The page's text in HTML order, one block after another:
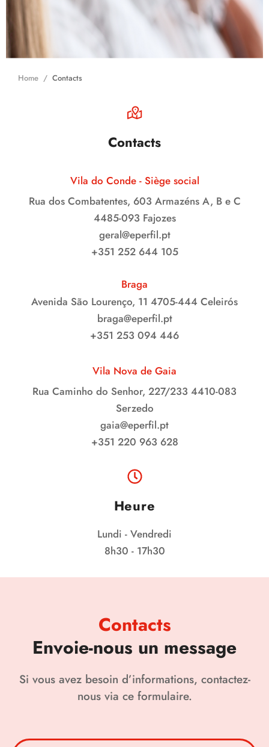
Home Contacts
Home Contacts
Contacts
Vila do Conde - Siège social
Rua dos Combatentes, 603 Armazéns A, B e C
4485-093 Fajozes
geral@eperfil.pt
+351 252 644 105
Braga
Avenida São Lourenço, 11 4705-444 Celeirós
braga@eperfil.pt
+351 253 094 446
Vila Nova de Gaia
Rua Caminho do Senhor, 227/233 4410-083
Serzedo
gaia@eperfil.pt
+351 220 963 628
Heure
Lundi - Vendredi
8h30 - 17h30
Contacts
Envoie-nous un message
Si vous avez besoin d’informations, contactez-
nous via ce formulaire.